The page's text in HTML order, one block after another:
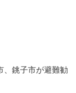
、銚子市が避難勧